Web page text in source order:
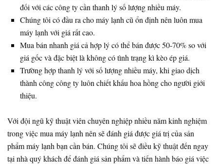
đối với các công ty cần thanh lý số lượng nhiều máy.
Chúng tôi có đầu ra cho máy lạnh cũ ổn định nên luôn mua
máy lạnh với giá rất cao.
Mua bán nhanh giá cả hợp lý có thể bán được 50-70% so với
giá gốc và đặc biệt là không có tình trạng kì kèo ép giá.
Trường hợp thanh lý với số lượng nhiều máy, khi giao dịch
thành công công ty luôn chiết khấu hoa hồng cho người giới
thiệu.
Với đội ngũ kỹ thuật viên chuyên nghiệp nhiều năm kinh nghiệm
trong việc mua máy lạnh nên sẽ đánh giá được giá trị của sản
phẩm máy lạnh bạn cần bán. Chúng tôi sẽ điều kỹ thuật đến ngay
tại nhà quý khách để đánh giá sản phẩm và tiến hành báo giá việc